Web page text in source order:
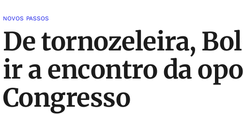
NOVOS PASSOS
De tornozeleira,
ir a encontro da
Congresso